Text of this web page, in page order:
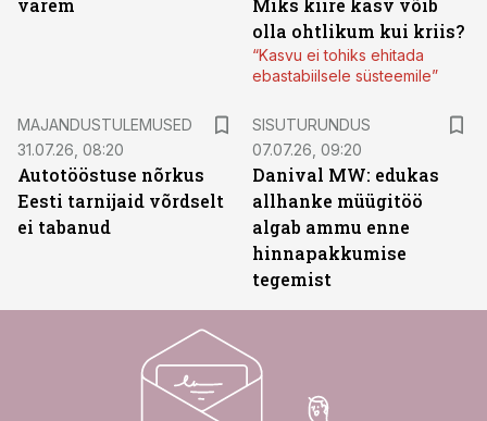
varem
Miks kiire kasv võib
olla ohtlikum kui kriis?
“Kasvu ei tohiks ehitada
ebastabiilsele süsteemile”
MAJANDUSTULEMUSED
31.07.26, 08:20
Autotööstuse nõrkus
Eesti tarnijaid võrdselt
ei tabanud
SISUTURUNDUS
07.07.26, 09:20
Danival MW: edukas
allhanke müügitöö
algab ammu enne
hinnapakkumise
tegemist